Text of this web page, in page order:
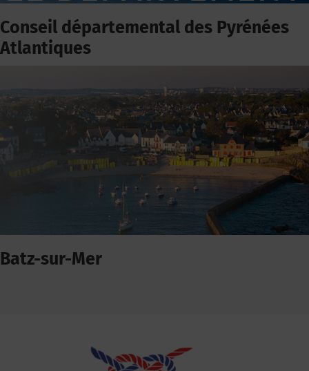
Conseil départemental des Pyrénées
Atlantiques
Batz-sur-Mer